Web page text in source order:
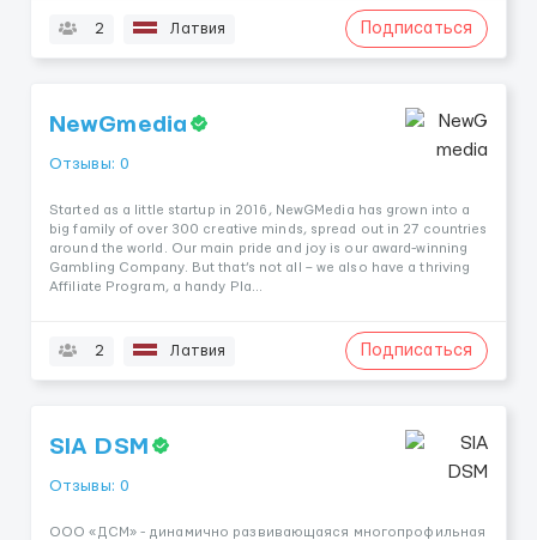
2 Латвия Подписаться
NewGmedia
Отзывы: 0
Started as a little startup in 2016, NewGMedia has grown into a
big family of over 300 creative minds, spread out in 27 countries
around the world. Our main pride and joy is our award-winning
Gambling Company. But that’s not all – we also have a thriving
Affiliate Program, a handy Pla...
2 Латвия Подписаться
SIA DSM
Отзывы: 0
ООО «ДСМ» - динамично развивающаяся многопрофильная